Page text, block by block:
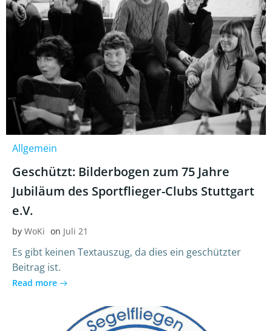
Allgemein
Geschützt: Bilderbogen zum 75 Jahre
Jubiläum des Sportflieger-Clubs Stuttgart
e.V.
by WoKi on Juli 21
Es gibt keinen Textauszug, da dies ein geschützter
Beitrag ist.
Read more